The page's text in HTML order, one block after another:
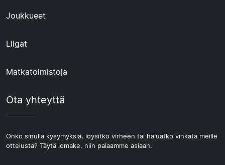
Joukkueet
Liigat
Matkatoimistoja
Ota yhteyttä
Onko sinulla kysymyksiä, löysitkö virheen tai haluatko vinkata meille
ottelusta? Täytä lomake, niin palaamme asiaan.